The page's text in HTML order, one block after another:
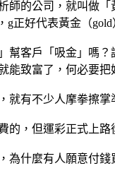
師的公司，就叫做
g正好代表黃金（gold
幫客戶「吸金」嗎
能致富了，何必要把
就有不少人摩拳擦
的，但運彩正式上
為什麼有人願意付